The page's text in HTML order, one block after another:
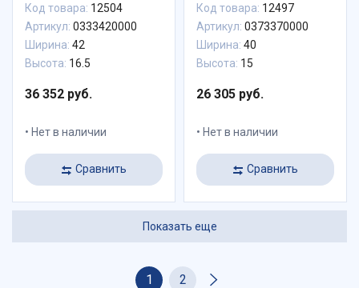
Код товара: 12504
Артикул: 0333420000
Ширина: 42
Высота: 16.5
36 352 руб.
Нет в наличии
Сравнить
Код товара: 12497
Артикул: 0373370000
Ширина: 40
Высота: 15
26 305 руб.
Нет в наличии
Сравнить
Показать еще
1 2